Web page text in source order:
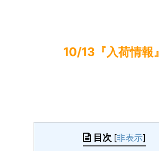
10/13『入荷情報』
目次 [非表示]